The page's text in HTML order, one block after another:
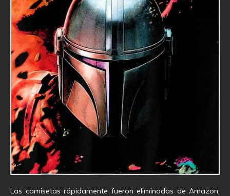
Las camisetas rápidamente fueron eliminadas de Amazon,